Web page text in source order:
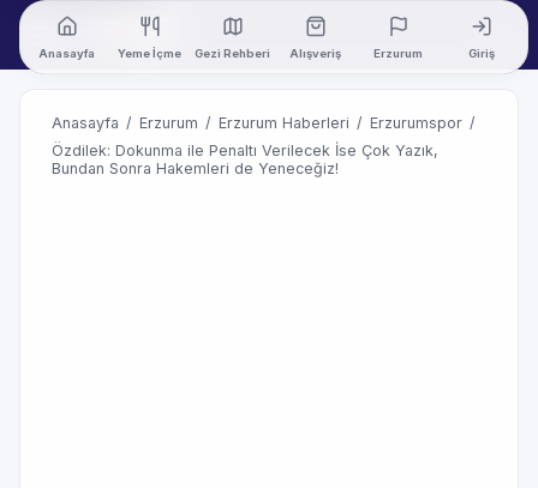
Anasayfa Yeme İçme Gezi Rehberi Alışveriş Erzurum Giriş
Anasayfa / Erzurum / Erzurum Haberleri / Erzurumspor /
Özdilek: Dokunma ile Penaltı Verilecek İse Çok Yazık,
Bundan Sonra Hakemleri de Yeneceğiz!